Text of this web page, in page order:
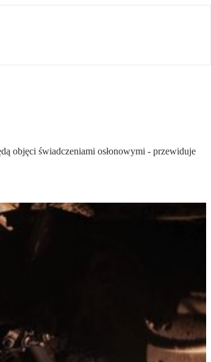
objęci świadczeniami osłonowymi - przewiduje